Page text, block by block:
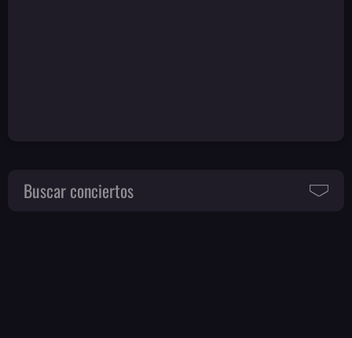
Buscar conciertos